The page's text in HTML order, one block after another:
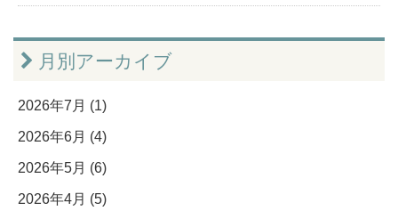
月別アーカイブ
2026年7月 (1)
2026年6月 (4)
2026年5月 (6)
2026年4月 (5)